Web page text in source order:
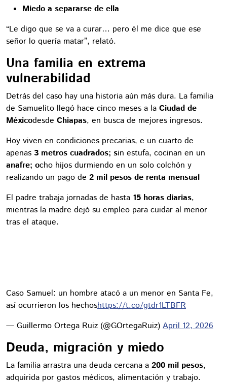
Miedo a separarse de ella
“Le digo que se va a curar… pero él me dice que ese
señor lo quería matar”, relató.
Una familia en extrema
vulnerabilidad
Detrás del caso hay una historia aún más dura. La familia
de Samuelito llegó hace cinco meses a la Ciudad de
Méxicodesde Chiapas, en busca de mejores ingresos.
Hoy viven en condiciones precarias, e un cuarto de
apenas 3 metros cuadrados; sin estufa, cocinan en un
anafre; ocho hijos durmiendo en un solo colchón y
realizando un pago de 2 mil pesos de renta mensual
El padre trabaja jornadas de hasta 15 horas diarias,
mientras la madre dejó su empleo para cuidar al menor
tras el ataque.
Caso Samuel: un hombre atacó a un menor en Santa Fe,
así ocurrieron los hechoshttps://t.co/gtdr1LTBFR
— Guillermo Ortega Ruiz (@GOrtegaRuiz) April 12, 2026
Deuda, migración y miedo
La familia arrastra una deuda cercana a 200 mil pesos,
adquirida por gastos médicos, alimentación y trabajo.